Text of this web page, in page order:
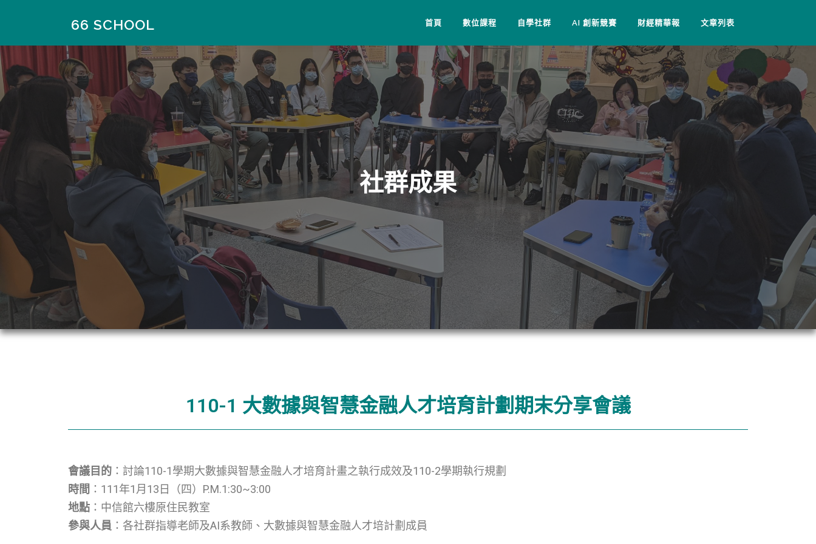
66 SCHOOL 首頁 數位課程 自學社群 AI 創新競賽 財經精華報 文章列表
社群成果
110-1 大數據與智慧金融人才培育計劃期末分享會議
會議目的 ： 討論110-1學期大數據與智慧金融人才培育計畫之執行成效及110-2學期執行規劃
時間 ：111年1月13日（四）P.M.1:30~3:00
地點 ：中信館六樓原住民教室
參與人員 ：各社群指導老師及AI系教師、大數據與智慧金融人才培計劃成員